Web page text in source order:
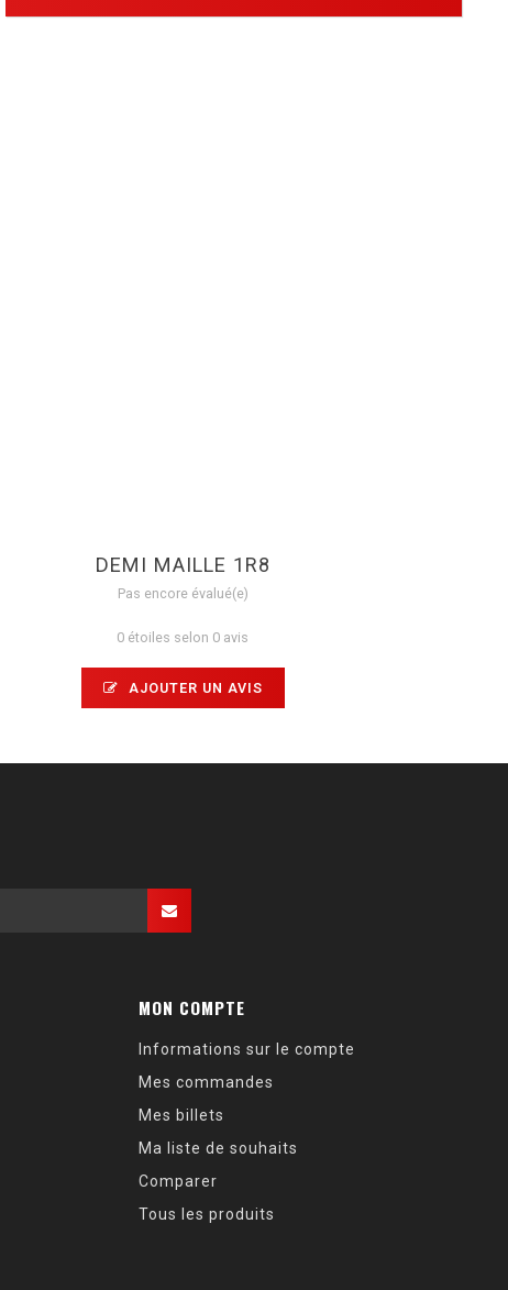
DEMI MAILLE 1R8
Pas encore évalué(e)
0 étoiles selon 0 avis
AJOUTER UN AVIS
MON COMPTE
Informations sur le compte
Mes commandes
Mes billets
Ma liste de souhaits
Comparer
Tous les produits